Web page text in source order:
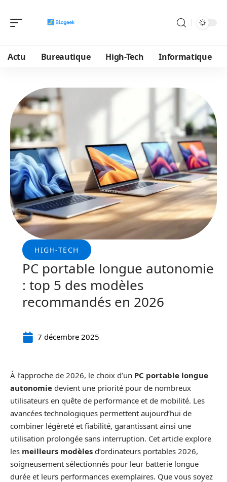
Actu Bureautique High-Tech Informatique
HIGH-TECH
PC portable longue autonomie
: top 5 des modèles
recommandés en 2026
7 décembre 2025
À l’approche de 2026, le choix d’un PC portable longue
autonomie devient une priorité pour de nombreux
utilisateurs en quête de performance et de mobilité. Les
avancées technologiques permettent aujourd’hui de
combiner légèreté et fiabilité, garantissant ainsi une
utilisation prolongée sans interruption. Cet article explore
les meilleurs modèles d’ordinateurs portables 2026,
soigneusement sélectionnés pour leur batterie longue
durée et leurs performances exemplaires. Que vous soyez